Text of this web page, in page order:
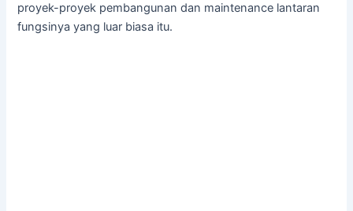
proyek-proyek pembangunan dan maintenance lantaran
fungsinya yang luar biasa itu.